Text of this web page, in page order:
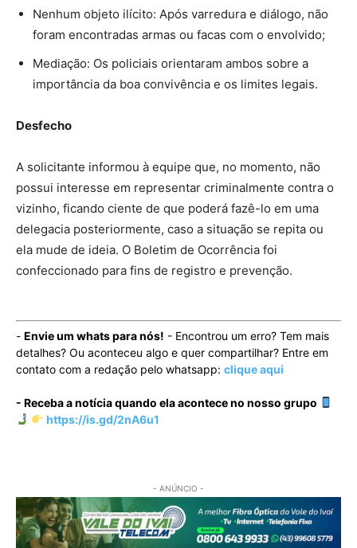
Nenhum objeto ilícito: Após varredura e diálogo, não
foram encontradas armas ou facas com o envolvido;
Mediação: Os policiais orientaram ambos sobre a
importância da boa convivência e os limites legais.
Desfecho
A solicitante informou à equipe que, no momento, não
possui interesse em representar criminalmente contra o
vizinho, ficando ciente de que poderá fazê-lo em uma
delegacia posteriormente, caso a situação se repita ou
ela mude de ideia. O Boletim de Ocorrência foi
confeccionado para fins de registro e prevenção.
- Envie um whats para nós! - Encontrou um erro? Tem mais
detalhes? Ou aconteceu algo e quer compartilhar? Entre em
contato com a redação pelo whatsapp: clique aqui
- Receba a notícia quando ela acontece no nosso grupo
https://is.gd/2nA6u1
- ANÚNCIO -